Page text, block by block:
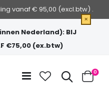
vanaf € 95,00 (excl.btw) .
×
Nederland): BIJ
€75,00 (ex.btw)
Zoek
Cart
0